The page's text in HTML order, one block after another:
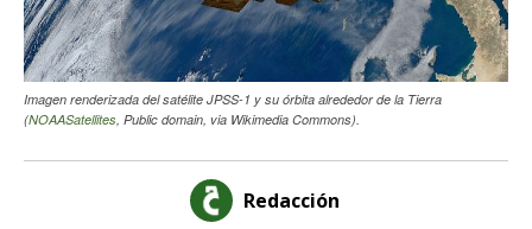
Imagen renderizada del satélite JPSS-1 y su órbita alrededor de la Tierra
(NOAASatellites, Public domain, via Wikimedia Commons).
Redacción